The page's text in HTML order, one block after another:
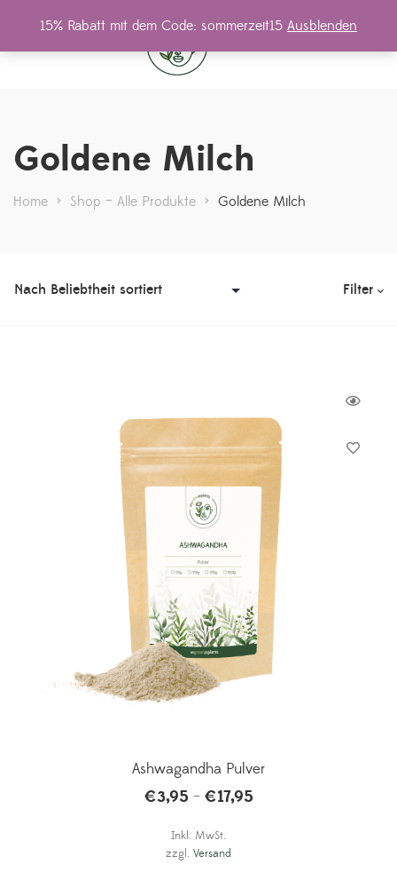
Goldene Milch
Home > Shop – Alle Produkte > Goldene Milch
Filter
Ashwagandha Pulver
€3,95 – €17,95
Inkl. MwSt.
zzgl. Versand
15% Rabatt mit dem Code: sommerzeit15 Ausblenden